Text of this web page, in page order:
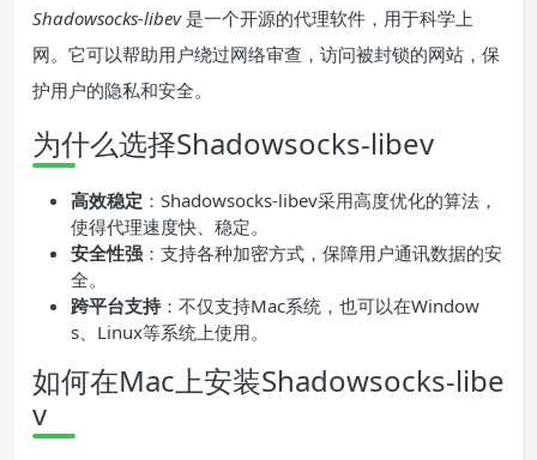
Shadowsocks-libev是一个开源的代理软件，用于科学上
网。它可以帮助用户绕过网络审查，访问被封锁的网站，保
护用户的隐私和安全。
为什么选择Shadowsocks-libev
高效稳定 ：Shadowsocks-libev采用高度优化的算法，
使得代理速度快、稳定。
安全性强 ：支持各种加密方式，保障用户通讯数据的安
全。
跨平台支持：不仅支持Mac系统，也可以在Window
s、Linux等系统上使用。
如何在Mac上安装Shadowsocks-libe
v